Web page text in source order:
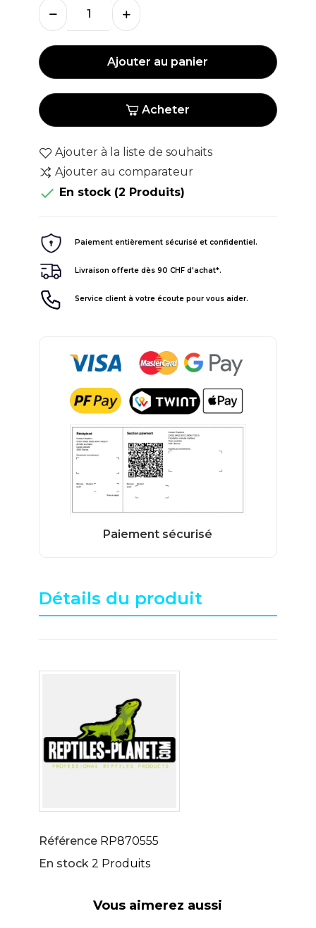
Ajouter au panier
Acheter
Ajouter à la liste de souhaits
Ajouter au comparateur
 En stock (2 Produits)
Paiement entièrement sécurisé et confidentiel.
Livraison offerte dès 90 CHF d'achat*.
Service client à votre écoute pour vous aider.
Détails du produit
Référence RP870555
En stock 2 Produits
Vous aimerez aussi